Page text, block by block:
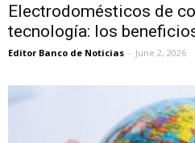
Electrodomésticos de
tecnología: los
Editor Banco de Noticias - June 2, 2026